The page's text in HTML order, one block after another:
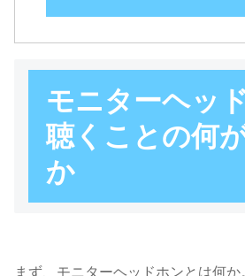
モニターヘッ
聴くことの何
か
まず、モニターヘッドホンとは何か